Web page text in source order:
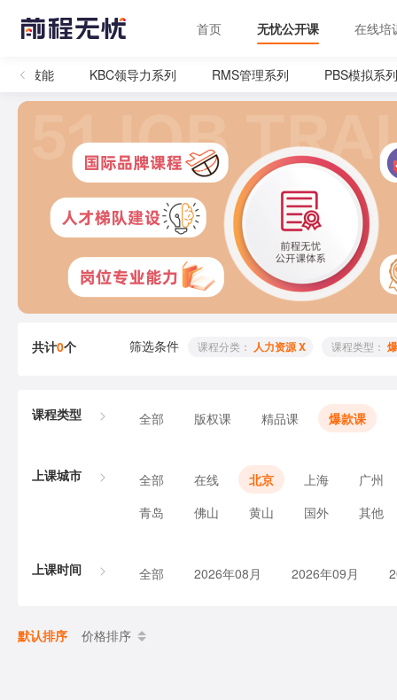
首页 无忧公开课 在线培
管理技能 KBC领导力系列 RMS管理系列 PBS模拟系
共计0个 筛选条件 课程分类： 人力资源 X 课程类型：
课程类型 全部 版权课 精品课 爆款课
上课城市 全部 在线 北京 上海
广州
青岛
佛山 黄山 国外 其他
上课时间 全部 2026年08月 2026年09月
默认排序 价格排序